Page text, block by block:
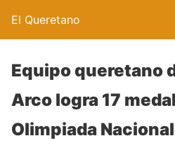
El Queretano
Equipo queretano
Arco logra 17
Olimpiada Nacional